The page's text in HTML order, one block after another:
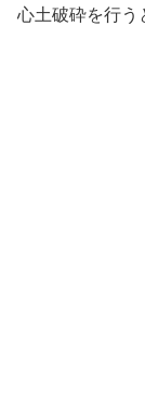
心土破砕を行う